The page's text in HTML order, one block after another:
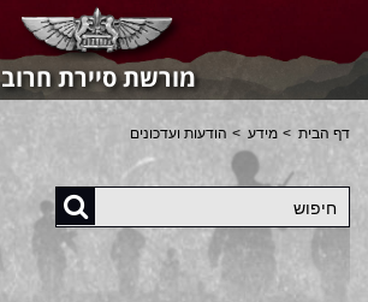
מורשת סיירת חרוב
דף הבית מידע הודעות ועדכונים
חיפוש